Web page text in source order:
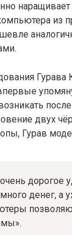
из
Гурава
двух
Гурав
дорогое
денег, а